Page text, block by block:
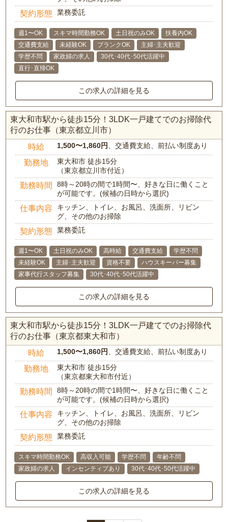
契約形態 業務委託
週1〜OK スキマ時間勤務OK 土日祝のみOK
扶養内OK
交通費支給
未経験OK ブランクOK
主婦･主夫歓迎
学歴不問
家政婦の求人
30代･40代･50代活躍中
直行･直帰OK
この求人の詳細を見る
東大和市駅から徒歩15分！3LDK一戸建てでのお掃除代
行のお仕事（東京都立川市）
時給 1,500〜1,860円、交通費支給、前払い制度あり
勤務地
東大和市 徒歩15分
（東京都立川市付近）
勤務時間
8時～20時の間で1時間〜、好きな日に働くこと
が可能です。(候補の日時から選択)
仕事内容
キッチン、トイレ、お風呂、洗面所、リビン
グ、その他のお掃除
契約形態 業務委託
週1〜OK 土日祝のみOK 高時給 交通費支給
学歴不問
未経験OK
主婦･主夫歓迎 資格不要
ハウスキーパー募集
家事代行スタッフ募集
30代･40代･50代活躍中
この求人の詳細を見る
東大和市駅から徒歩15分！3LDK一戸建てでのお掃除代
行のお仕事（東京都東大和市）
時給 1,500〜1,860円、交通費支給、前払い制度あり
勤務地
東大和市 徒歩15分
（東京都東大和市付近）
勤務時間
8時～20時の間で1時間〜、好きな日に働くこと
が可能です。(候補の日時から選択)
仕事内容
キッチン、トイレ、お風呂、洗面所、リビン
グ、その他のお掃除
契約形態 業務委託
スキマ時間勤務OK 高収入可能 学歴不問
年齢不問
家政婦の求人
インセンティブあり 30代･40代･50代活躍中
この求人の詳細を見る